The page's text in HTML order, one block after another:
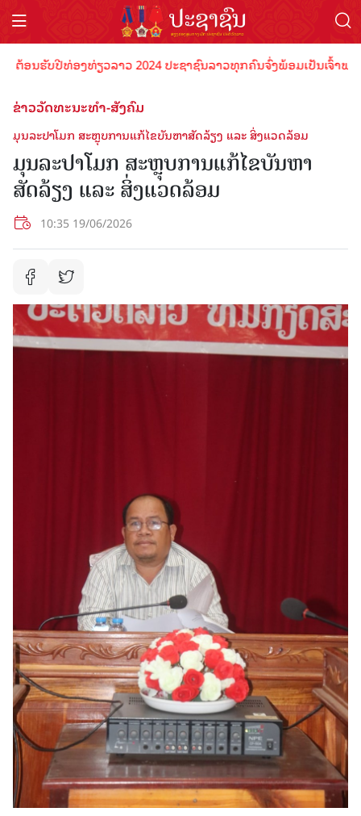
ຮັບປີທ່ອງທ່ຽວລາວ 2024 ປະຊາຊົນລາວທຸກຄົນຈົ່ງພ້ອມເປັນເຈົ້າພາບທີ່
ຂ່າວວັດທະນະທຳ-ສັງຄົມ
ມຸນລະປາໂມກ ສະຫຼຸບການແກ້ໄຂບັນຫາສັດລ້ຽງ ແລະ ສິ່ງແວດລ້ອມ
ມຸນລະປາໂມກ ສະຫຼຸບການແກ້ໄຂບັນຫາ
ສັດລ້ຽງ ແລະ ສິ່ງແວດລ້ອມ
10:35 19/06/2026